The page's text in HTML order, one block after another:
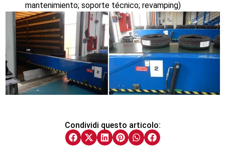
mantenimiento; soporte técnico; revamping)
Condividi questo articolo: